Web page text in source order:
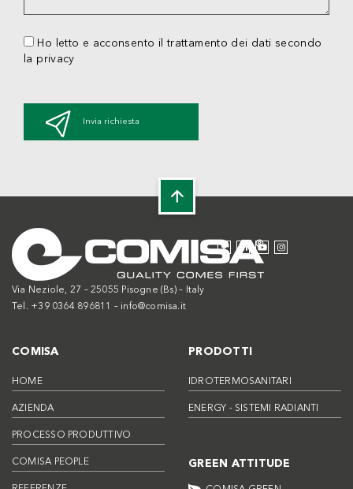
Ho letto e acconsento il trattamento dei dati secondo
la privacy
Invia richiesta
Via Neziole, 27 – 25055 Pisogne (Bs) – Italy
Tel. +39 0364 896811 – info@comisa.it
COMISA
HOME
AZIENDA
PROCESSO PRODUTTIVO
COMISA PEOPLE
PRODOTTI
IDROTERMOSANITARI
ENERGY - SISTEMI RADIANTI
GREEN ATTITUDE